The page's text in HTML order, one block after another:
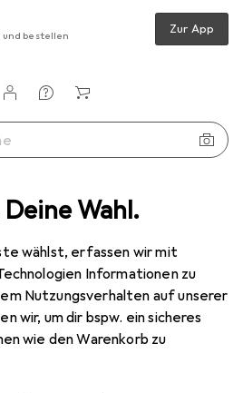
Wahl.
wählst, erfassen wir mit
Informationen zu
Nutzungsverhalten auf unserer
wir, um dir bspw. ein sicheres
wie den Warenkorb zu
bestellen Zur App
Kartuschen Gaskocher Campingkocher
4 Bilder
Gaskocher